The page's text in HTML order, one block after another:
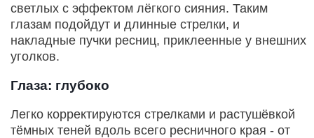
светлых с эффектом лёгкого сияния. Таким
глазам подойдут и длинные стрелки, и
накладные пучки ресниц, приклеенные у внешних
уголков.
Глаза: глубоко
Легко корректируются стрелками и растушёвкой
тёмных теней вдоль всего ресничного края - от